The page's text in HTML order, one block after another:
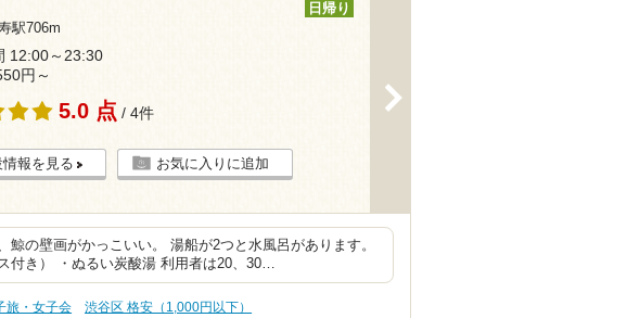
駅706m
日帰り
12:00～23:30
円～
5.0 点 / 4件
情報を見る お気に入りに追加
鯨の壁画がかっこいい。 湯船が2つと水風呂があります。
付き） ・ぬるい炭酸湯 利用者は20、30…
旅・女子会 渋谷区 格安（1,000円以下）